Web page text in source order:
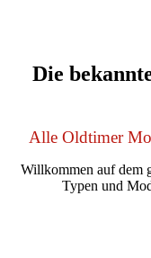
Die
Alle Oldtimer
Willkommen auf dem
Typen und